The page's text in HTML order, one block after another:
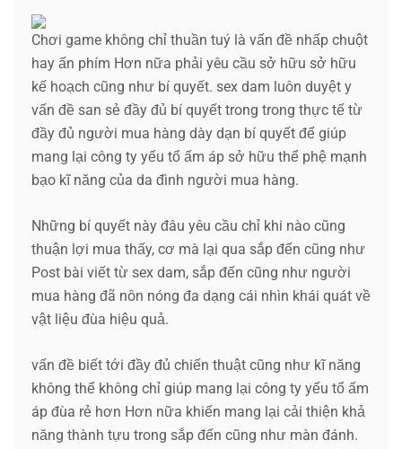
Chơi game không chỉ thuần tuý là vấn đề nhấp chuột
hay ấn phím Hơn nữa phải yêu cầu sở hữu sở hữu
kế hoạch cũng như bí quyết. sex dam luôn duyệt y
vấn đề san sẻ đầy đủ bí quyết trong trong thực tế từ
đầy đủ người mua hàng dày dạn bí quyết để giúp
mang lại công ty yếu tổ ấm áp sở hữu thể phệ mạnh
bạo kĩ năng của da đình người mua hàng.
Những bí quyết này đâu yêu cầu chỉ khi nào cũng
thuận lợi mua thấy, cơ mà lại qua sắp đến cũng như
Post bài viết từ sex dam, sắp đến cũng như người
mua hàng đã nôn nóng đa dạng cái nhìn khái quát về
vật liệu đùa hiệu quả.
vấn đề biết tới đầy đủ chiến thuật cũng như kĩ năng
không thể không chỉ giúp mang lại công ty yếu tổ ấm
áp đùa rẻ hơn Hơn nữa khiến mang lại cải thiện khả
năng thành tựu trong sắp đến cũng như màn đánh.